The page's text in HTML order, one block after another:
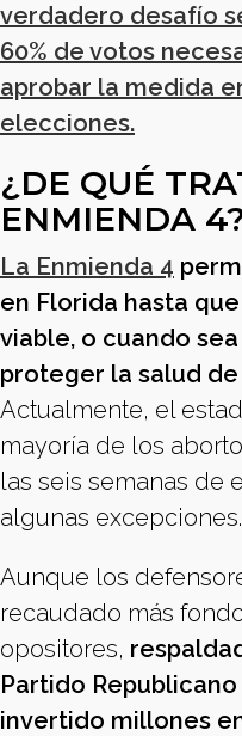
verdadero desafío
60% de votos
aprobar la medida
elecciones.
¿DE QUÉ
ENMIENDA
La Enmienda 4
en Florida hasta
viable, o cuando
proteger la salud
Actualmente, el
mayoría de los
las seis semanas de
algunas excepciones.
Aunque los
recaudado más
opositores,
Partido
invertido millones